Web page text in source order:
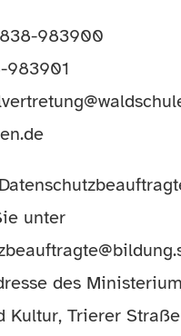
983900
983901
unter
des
Kultur, Trierer